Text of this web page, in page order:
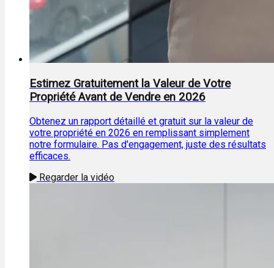
Estimez Gratuitement la Valeur de Votre
Propriété Avant de Vendre en 2026
Obtenez un rapport détaillé et gratuit sur la valeur de
votre propriété en 2026 en remplissant simplement
notre formulaire. Pas d'engagement, juste des résultats
efficaces.
Regarder la vidéo